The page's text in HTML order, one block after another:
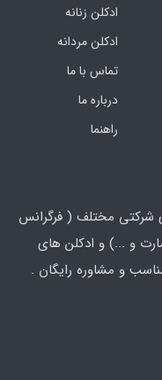
ادکلن زنانه
ادکلن مردانه
تماس با ما
درباره ما
راهنما
شرکتی مختلف ( فرگرانس
و ...) و ادکلن های
و مشاوره رایگان .